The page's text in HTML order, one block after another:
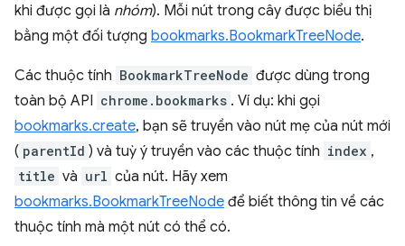
khi được gọi là nhóm). Mỗi nút trong cây được biểu thị
bằng một đối tượng bookmarks.BookmarkTreeNode.
Các thuộc tính BookmarkTreeNode được dùng trong
toàn bộ API chrome.bookmarks . Ví dụ: khi gọi
bookmarks.create, bạn sẽ truyền vào nút mẹ của nút mới
( parentId ) và tuỳ ý truyền vào các thuộc tính index ,
title và url của nút. Hãy xem
bookmarks.BookmarkTreeNode để biết thông tin về các
thuộc tính mà một nút có thể có.